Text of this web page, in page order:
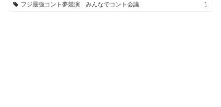
フジ最強コント夢競演 みんなでコント会議 1